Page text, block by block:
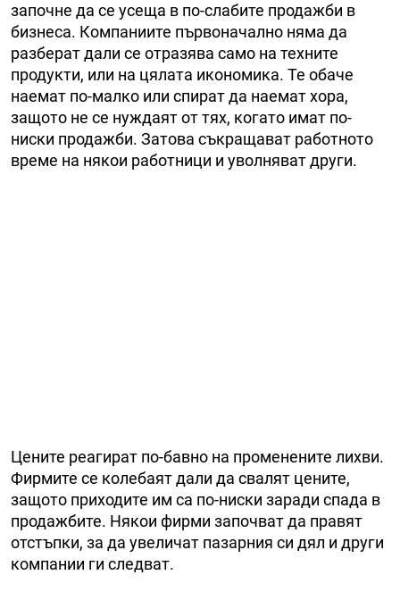
започне да се усеща в по-слабите продажби в
бизнеса. Компаниите първоначално няма да
разберат дали се отразява само на техните
продукти, или на цялата икономика. Те обаче
наемат по-малко или спират да наемат хора,
защото не се нуждаят от тях, когато имат по-
ниски продажби. Затова съкращават работното
време на някои работници и уволняват други.
Цените реагират по-бавно на променените лихви.
Фирмите се колебаят дали да свалят цените,
защото приходите им са по-ниски заради спада в
продажбите. Някои фирми започват да правят
отстъпки, за да увеличат пазарния си дял и други
компании ги следват.